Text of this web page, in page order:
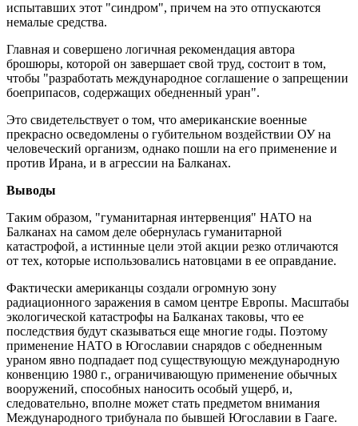
испытавших этот "синдром", причем на это отпускаются
немалые средства.
Главная и совершено логичная рекомендация автора
брошюры, которой он завершает свой труд, состоит в том,
чтобы "разработать международное соглашение о запрещении
боеприпасов, содержащих обедненный уран".
Это свидетельствует о том, что американские военные
прекрасно осведомлены о губительном воздействии ОУ на
человеческий организм, однако пошли на его применение и
против Ирана, и в агрессии на Балканах.
Выводы
Таким образом, "гуманитарная интервенция" НАТО на
Балканах на самом деле обернулась гуманитарной
катастрофой, а истинные цели этой акции резко отличаются
от тех, которые использовались натовцами в ее оправдание.
Фактически американцы создали огромную зону
радиационного заражения в самом центре Европы. Масштабы
экологической катастрофы на Балканах таковы, что ее
последствия будут сказываться еще многие годы. Поэтому
применение НАТО в Югославии снарядов с обедненным
ураном явно подпадает под существующую международную
конвенцию 1980 г., ограничивающую применение обычных
вооружений, способных наносить особый ущерб, и,
следовательно, вполне может стать предметом внимания
Международного трибунала по бывшей Югославии в Гааге.